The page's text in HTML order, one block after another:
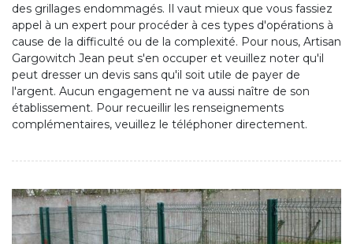
des grillages endommagés. Il vaut mieux que vous fassiez
appel à un expert pour procéder à ces types d'opérations à
cause de la difficulté ou de la complexité. Pour nous, Artisan
Gargowitch Jean peut s'en occuper et veuillez noter qu'il
peut dresser un devis sans qu'il soit utile de payer de
l'argent. Aucun engagement ne va aussi naître de son
établissement. Pour recueillir les renseignements
complémentaires, veuillez le téléphoner directement.